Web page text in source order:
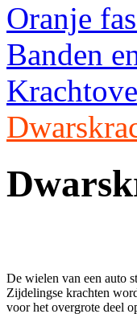
Oranje
Banden
De wielen van een auto
Zijdelingse krachten
voor het overgrote deel